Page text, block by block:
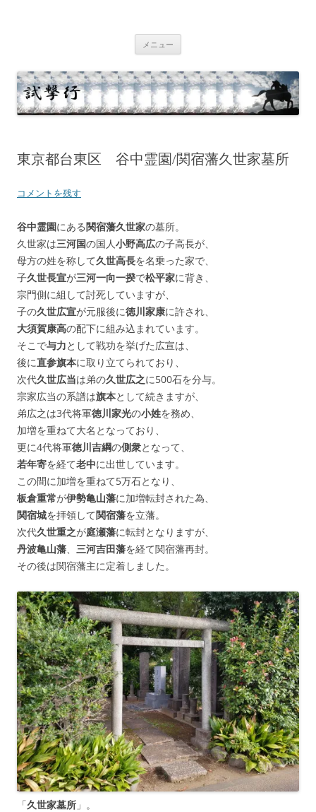
キ
ッ
プ
メニュー
東京都台東区 谷中霊園/関宿藩久世家墓所
コメントを残す
谷中霊園にある関宿藩久世家の墓所。
久世家は三河国の国人小野高広の子高長が、
母方の姓を称して久世高長を名乗った家で、
子久世長宣が三河一向一揆で松平家に背き、
宗門側に組して討死していますが、
子の久世広宣が元服後に徳川家康に許され、
大須賀康高の配下に組み込まれています。
そこで与力として戦功を挙げた広宣は、
後に直参旗本に取り立てられており、
次代久世広当は弟の久世広之に500石を分与。
宗家広当の系譜は旗本として続きますが、
弟広之は3代将軍徳川家光の小姓を務め、
加増を重ねて大名となっており、
更に4代将軍徳川吉綱の側衆となって、
若年寄を経て老中に出世しています。
この間に加増を重ねて5万石となり、
板倉重常が伊勢亀山藩に加増転封された為、
関宿城を拝領して関宿藩を立藩。
次代久世重之が庭瀬藩に転封となりますが、
丹波亀山藩
三河吉田藩を経て関宿藩再封。
その後は関宿藩主に定着しました。
「久世家墓所 」。